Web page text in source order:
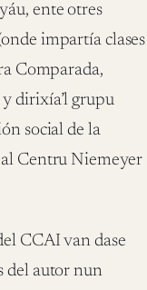
ente otres
impartía clases
Comparada,
dirixía’l grupu
social de la
Centru Niemeyer
CCAI van dase
del autor nun